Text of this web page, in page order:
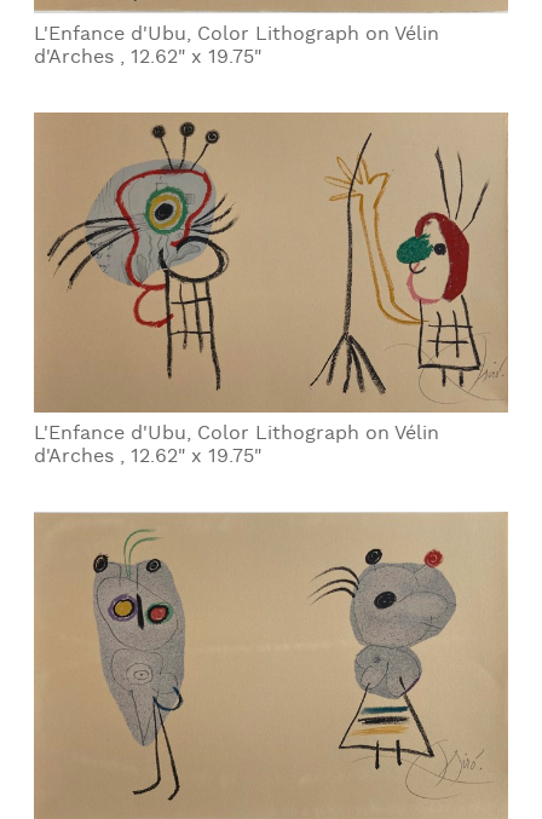
L'Enfance d'Ubu, Color Lithograph on Vélin
d'Arches , 12.62" x 19.75"
L'Enfance d'Ubu, Color Lithograph on Vélin
d'Arches , 12.62" x 19.75"